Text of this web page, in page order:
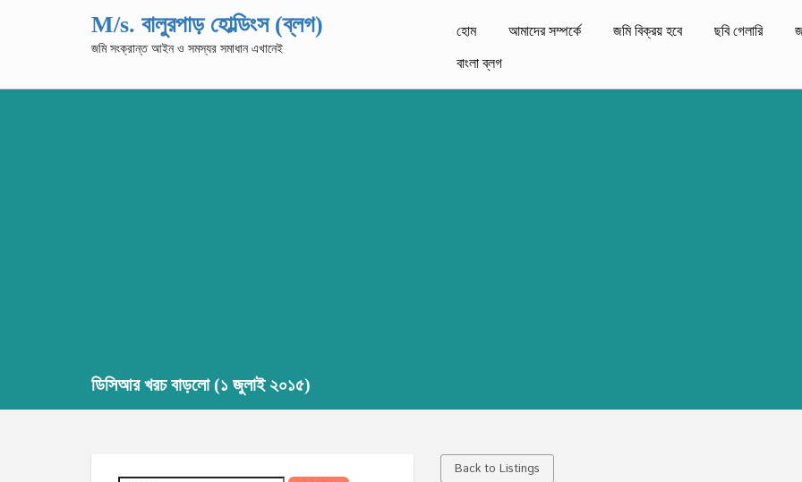
M/s. বালুরপাড় হোল্ডিংস (ব্লগ)
জমি সংক্রান্ত আইন ও সমস্যর সমাধান এখানেই
হোম আমাদের সম্পর্কে জমি বিক্রয় হবে ছবি গেলারি
বাংলা ব্লগ
ডিসিআর খরচ বাড়লো (১ জুলাই ২০১৫)
Back to Listings